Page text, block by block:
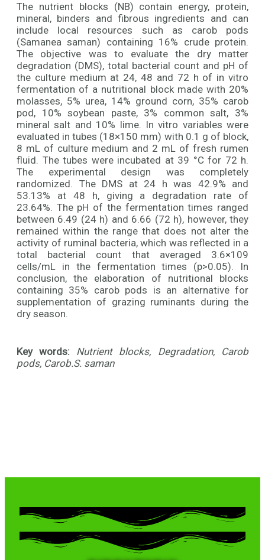
The nutrient blocks (NB) contain energy, protein,
mineral, binders and fibrous ingredients and can
include local resources such as carob pods
(Samanea saman) containing 16% crude protein.
The objective was to evaluate the dry matter
degradation (DMS), total bacterial count and pH of
the culture medium at 24, 48 and 72 h of in vitro
fermentation of a nutritional block made with 20%
molasses, 5% urea, 14% ground corn, 35% carob
pod, 10% soybean paste, 3% common salt, 3%
mineral salt and 10% lime. In vitro variables were
evaluated in tubes (18×150 mm) with 0.1 g of block,
8 mL of culture medium and 2 mL of fresh rumen
fluid. The tubes were incubated at 39 °C for 72 h.
The experimental design was completely
randomized. The DMS at 24 h was 42.9% and
53.13% at 48 h, giving a degradation rate of
23.64%. The pH of the fermentation times ranged
between 6.49 (24 h) and 6.66 (72 h), however, they
remained within the range that does not alter the
activity of ruminal bacteria, which was reflected in a
total bacterial count that averaged 3.6×109
cells/mL in the fermentation times (p>0.05). In
conclusion, the elaboration of nutritional blocks
containing 35% carob pods is an alternative for
supplementation of grazing ruminants during the
dry season.
Key words: Nutrient blocks, Degradation, Carob
pods, Carob.S. saman